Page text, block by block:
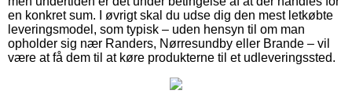
en konkret sum. I øvrigt skal du udse dig den mest letkøbte
leveringsmodel, som typisk – uden hensyn til om man
opholder sig nær Randers, Nørresundby eller Brande – vil
være at få dem til at køre produkterne til et udleveringssted.